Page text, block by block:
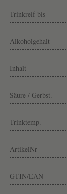
A
D
I
S
Trinkreif bis
Alkoholgehalt
Inhalt
Säure / Gerbst.
Trinktemp.
ArtikelNr
GTIN/EAN